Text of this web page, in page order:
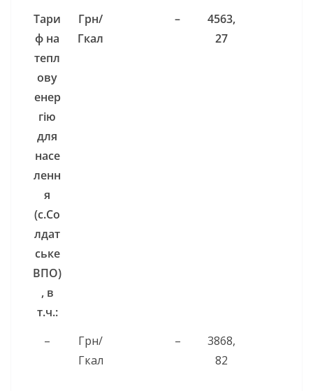
Тари
ф на
тепл
ову
енер
гію
для
насе
ленн
я
(с.Со
лдат
ське
ВПО)
, в
т.ч.:
Грн/
Гкал
–
4563,
27
–
Грн/
Гкал
–
3868,
82